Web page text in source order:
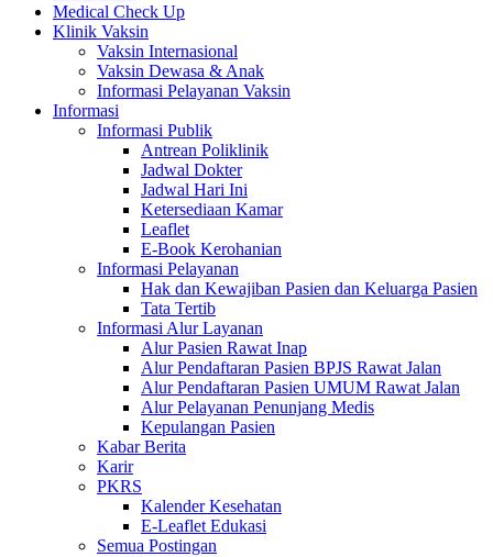
Medical Check Up
Klinik Vaksin
Vaksin Internasional
Vaksin Dewasa & Anak
Informasi Pelayanan Vaksin
Informasi
Informasi Publik
Antrean Poliklinik
Jadwal Dokter
Jadwal Hari Ini
Ketersediaan Kamar
Leaflet
E-Book Kerohanian
Informasi Pelayanan
Hak dan Kewajiban Pasien dan Keluarga Pasien
Tata Tertib
Informasi Alur Layanan
Alur Pasien Rawat Inap
Alur Pendaftaran Pasien BPJS Rawat Jalan
Alur Pendaftaran Pasien UMUM Rawat Jalan
Alur Pelayanan Penunjang Medis
Kepulangan Pasien
Kabar Berita
Karir
PKRS
Kalender Kesehatan
E-Leaflet Edukasi
Semua Postingan